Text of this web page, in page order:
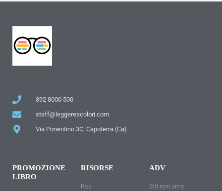
392 8000 500
staff@leggereacolori.com
Via Ponentino 3C, Capoterra (Ca)
PROMOZIONE
LIBRO
RISORSE
Rss
ADV
Siti non ams